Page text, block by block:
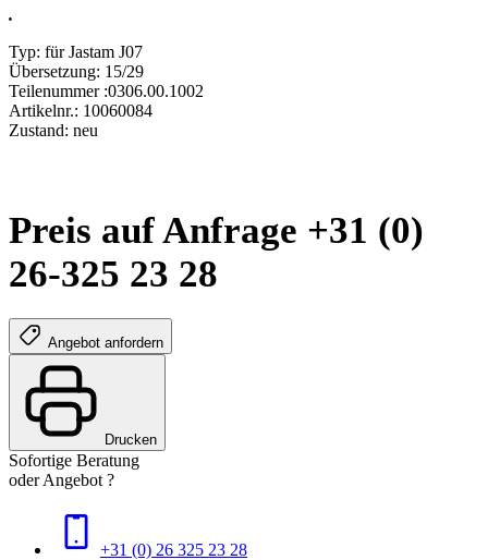
.
Typ: für Jastam J07
Übersetzung: 15/29
Teilenummer :0306.00.1002
Artikelnr.: 10060084
Zustand: neu
Preis auf Anfrage +31 (0)
26-325 23 28
Angebot anfordern
Drucken
Sofortige Beratung
oder Angebot ?
+31 (0) 26 325 23 28